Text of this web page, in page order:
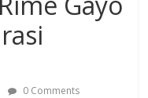
0 Comments